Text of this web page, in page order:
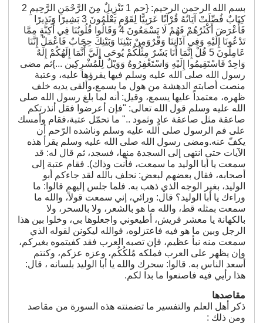
بسم الله الرحمن الرحيم: {حم 1 تَنْزِيلٌ مِنَ الرَّحْمَنِ الرَّحِيمِ 2
كِتَابٌ فُصِّلَتْ آيَاتُهُ قُرْآنًا عَرَبِيًّا لِقَوْمٍ يَعْلَمُونَ 3 بَشِيرًا وَنَذِيرًا
فَأَعْرَضَ أَكْثَرُهُمْ فَهُمْ لَا يَسْمَعُونَ 4 وَقَالُوا قُلُوبُنَا فِي أَكِنَّةٍ مِمَّا
تَدْعُونَا إِلَيْهِ وَفِي آذَانِنَا وَقْرٌوَمِنْ بَيْنِنَا وَبَيْنِكَ حِجَابٌ فَاعْمَلْ إِنَّنَا
عَامِلُونَ 5 قُلْ إِنَّمَا أَنَا بَشَرٌ مِثْلُكُمْ يُوحَى إِلَيَّ أَنَّمَا إِلَهُكُمْ إِلَهٌ
وَاحِدٌ فَاسْتَقِيمُوا إِلَيْهِ وَاسْتَغْفِرُوهُ وَوَيْلٌ لِلْمُشْرِكِين ...}ثم مضى
رسول الله صلى الله عليه وسلم فيها يقرؤها عليه، وعتبة
منصت أصابته الدهشة من هول ما يسمع،وألقى يديه خلف
ظهره، معتمداً عليها يسمع، وقيل: أنه لما بلغ رسول الله صلى
الله عليه وسلم قول الله تعالى: "فإن أعرضوا فقل أنذرتكم
صاعقة مثل صاعقة عادٍ وثمود .." ما تحمّل عتبة،فقام وأمسك
على فم الرسول صلى الله عليه وسلم وناشده الرّحم أن
يكفّ عنه.ومضى رسول الله صلى الله عليه وسلم يقرأ هذه
الآيات حتى انتهى إلى السجدة منها، فسجد، ثم قال له: قد
سمعت يا أبا الوليد ما سمعت، فأنت وذاك). فقام عتبة إلى
أصحابه، فقال بعضهم لبعض: نحلف بالله لقد جاءكم أبو
الوليد، بغير الوجه الذي ذهب به. فلما جلس إليهم قالوا: ما
وراءك يا أبا الوليد؟ قال: ورائي، إني سمعت قولاً، والله ما
سمعت بمثله قط، والله ما هو بالشعر، ولا بالسحر، ولا
بالكهانة يا معشر قريش، أطيعوني واجعلوها بي، وخلوا بين هذا
الرجل وبين ما هو فيه فاعتزلوه، فوالله ليكونن لقوله الذي
سمعت منه نبأ عظيم، فإن تصبه العرب فقد كفيتموه بغيركم،
وإن يظهر على العرب فملكه مُلكُكُم، وعزه عزكم، وكنتم
أسعد الناس به. قالوا: سحرك والله يا أبا الوليد بلسانه ، قال:
هذا رأيي فيه فاصنعوا ما بدا لكم.
مقاصدها
ذكر أهل العلم والتفسير ما تضمنته هذه السورة من مقاصد
ومن ذلك :